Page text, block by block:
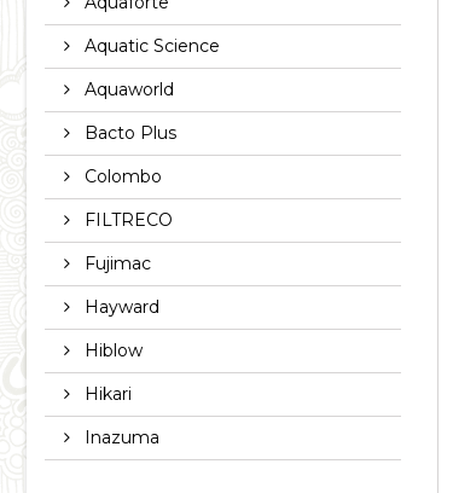
Aquatic Science
Aquaworld
Bacto Plus
Colombo
FILTRECO
Fujimac
Hayward
Hiblow
Hikari
Inazuma